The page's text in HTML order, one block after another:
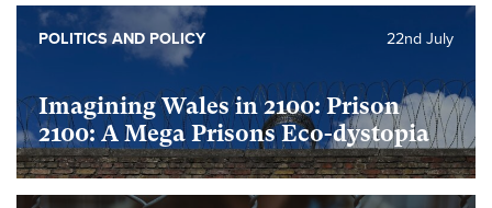
Imagining Wales in 2100: Prison
2100: A Mega Prisons Eco-dystopia
22nd July
POLITICS AND POLICY